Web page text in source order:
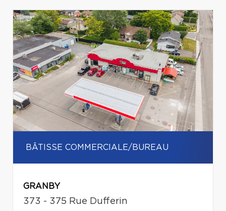
BÂTISSE COMMERCIALE/BUREAU
GRANBY
373 - 375 Rue Dufferin